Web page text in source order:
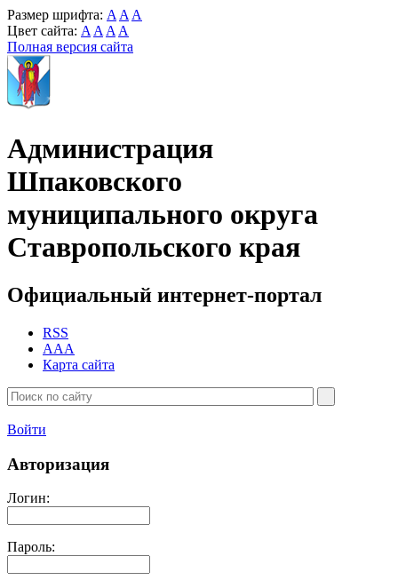
Размер шрифта: A A A
Цвет сайта: A A A A
Полная версия сайта
Администрация
Шпаковского
муниципального округа
Ставропольского края
Официальный интернет-портал
RSS
AAA
Карта сайта
Войти
Авторизация
Логин:
Пароль: